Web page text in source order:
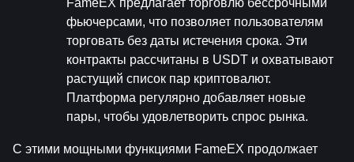
FameEX предлагает торговлю бессрочными
фьючерсами, что позволяет пользователям
торговать без даты истечения срока. Эти
контракты рассчитаны в USDT и охватывают
растущий список пар криптовалют.
Платформа регулярно добавляет новые
пары, чтобы удовлетворить спрос рынка.
С этими мощными функциями FameEX продолжает